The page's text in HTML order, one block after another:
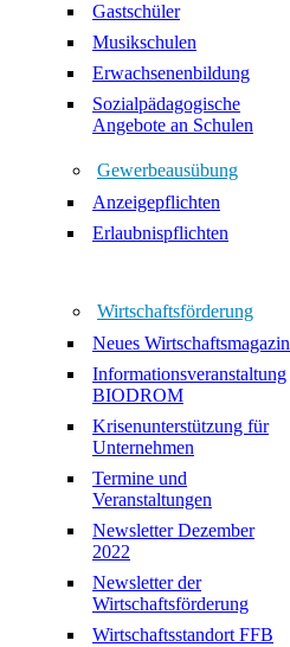
Gastschüler
Musikschulen
Erwachsenenbildung
Sozialpädagogische
Angebote an Schulen
Gewerbeausübung
Anzeigepflichten
Erlaubnispflichten
Wirtschaftsförderung
Neues Wirtschaftsmagazin
Informationsveranstaltung
BIODROM
Krisenunterstützung für
Unternehmen
Termine und
Veranstaltungen
Newsletter Dezember
2022
Newsletter der
Wirtschaftsförderung
Wirtschaftsstandort FFB